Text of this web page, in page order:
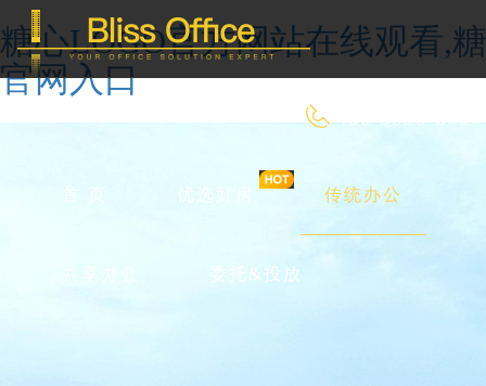
糖心LOGO官方网站在线观看,
官网入口
400-8090-660
首 页 优选好房 传统办公
委托&投放